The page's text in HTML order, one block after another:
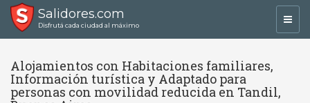
Salidores.com
Disfrutá cada ciudad al máximo
Alojamientos con Habitaciones familiares,
Información turística y Adaptado para
personas con movilidad reducida en Tandil,